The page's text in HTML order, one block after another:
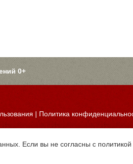
0+
| Политика
Если вы не согласны с политикой